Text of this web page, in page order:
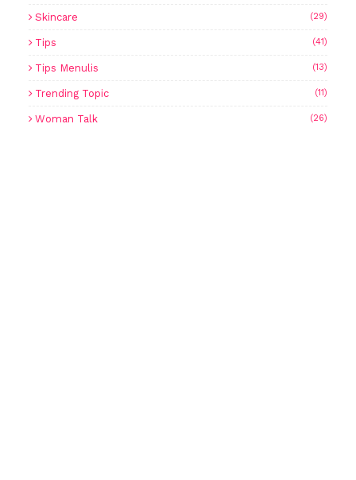
Skincare (29)
Tips (41)
Tips Menulis (13)
Trending Topic (11)
Woman Talk (26)